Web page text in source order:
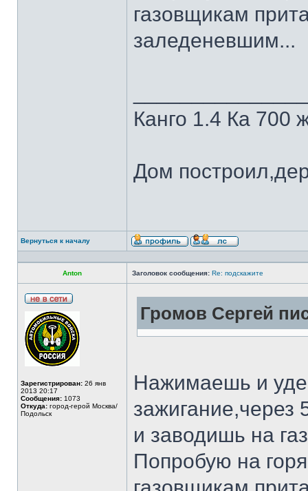
газовщикам
заледеневшим...
Канго 1.4 Ка 700
Дом
Вернуться к началу
Anton Заголовок сообщения: Re: подскажите
Зарегистрирован: 26 янв
2013 20:17
Сообщения: 1073
Откуда: город-герой Москва/
Подольск
Громов Сергей
Нажимаешь и
зажигание,через
и заводишь на
Попробую на